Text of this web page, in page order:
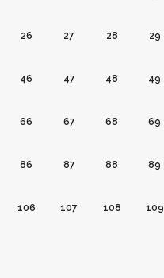
26 27 28 29
46 47 48 49
66 67 68 69
86 87 88 89
106 107 108 109